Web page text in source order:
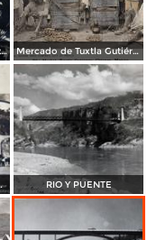
Iglesia de Tuxtla Gutierrez Chiapas Mercado de Tuxtla Gutiérrez
de Corzo RIO Y PUENTE